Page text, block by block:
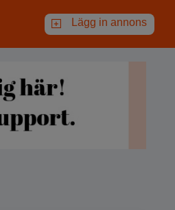
Lägg in annons